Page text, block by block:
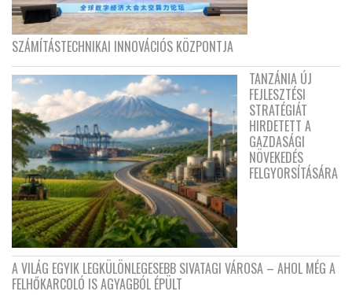
SZÁMÍTÁSTECHNIKAI INNOVÁCIÓS KÖZPONTJA
TANZÁNIA ÚJ
FEJLESZTÉSI
STRATÉGIÁT
HIRDETETT A
GAZDASÁGI
NÖVEKEDÉS
FELGYORSÍTÁSÁRA
A VILÁG EGYIK LEGKÜLÖNLEGESEBB SIVATAGI VÁROSA – AHOL MÉG A
FELHŐKARCOLÓ IS AGYAGBÓL ÉPÜLT